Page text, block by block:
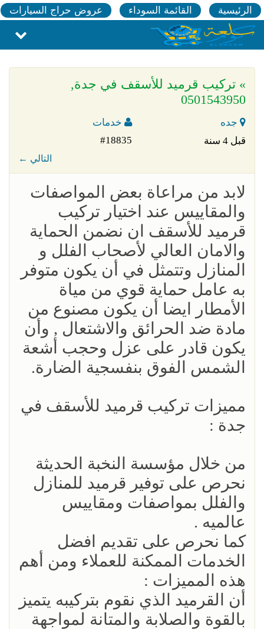
الرئيسية القائمة السوداء عروض حراج السيارات
» تركيب قرميد للأسقف في جدة,
0501543950
جده
خدمات
قبل 4 سنة
#18835
← التالي
لابد من مراعاة بعض المواصفات
والمقاييس عند اختيار تركيب
قرميد للأسقف ان نضمن الحماية
والامان العالي لأصحاب الفلل و
المنازل وتتمثل في أن يكون متوفر
به عامل حماية قوي من مياة
الأمطار ايضا أن يكون مصنوع من
مادة ضد الحرائق والاشتعال , وأن
يكون قادر على عزل وحجب أشعة
الشمس الفوق بنفسجية الضارة.
مميزات تركيب قرميد للأسقف في
جدة :
من خلال مؤسسة النخبة الحديثة
نحرص على توفير قرميد للمنازل
والفلل بمواصفات ومقاييس
عالميه .
كما نحرص على تقديم افضل
الخدمات الممكنة للعملاء ومن أهم
هذه المميزات :
أن القرميد الذي نقوم بتركيبه يتميز
بالقوة والصلابة والمتانة لمواجهة